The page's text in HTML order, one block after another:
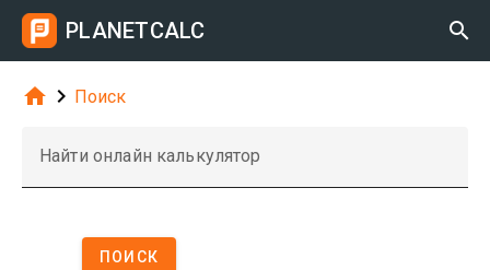
PLANETCALC 
  Поиск
Найти онлайн калькулятор
ПОИСК